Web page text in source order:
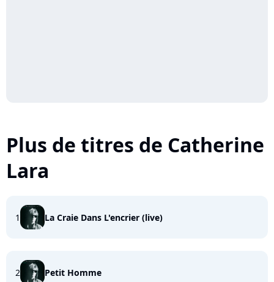
Plus de titres de Catherine
Lara
1 La Craie Dans L'encrier (live)
2 Petit Homme